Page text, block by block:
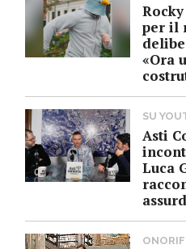
per il
«Ora
SU
Asti
Luca